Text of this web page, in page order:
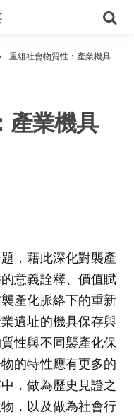
尋
重組社會物質性：產業機具
產業機具
，藉此深化對襲產
意義詮釋、價值賦
產化脈絡下的重新
遺址的機具保存與
性與不同襲產化保
的特性應有更多的
，做為歷史見證之
，以及做為社會行